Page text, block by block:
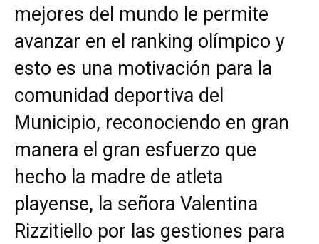
mejores del mundo le permite
avanzar en el ranking olímpico y
esto es una motivación para la
comunidad deportiva del
Municipio, reconociendo en gran
manera el gran esfuerzo que
hecho la madre de atleta
playense, la señora Valentina
Rizzitiello por las gestiones para